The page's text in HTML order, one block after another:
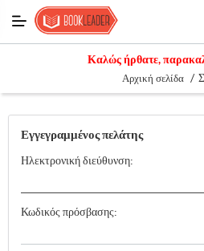
Καλώς ήρθατε,
Αρχική σελίδα /
Εγγεγραμμένος πελάτης
Ηλεκτρονική διεύθυνση:
Κωδικός πρόσβασης: